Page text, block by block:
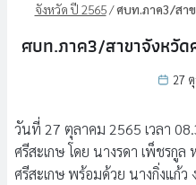
จังหวัด ปี 2565/ศบท.ภาค3/สาข
ศบท.ภาค3/สาขาจังหวั
27
วันที่ 27 ตุลาคม 2565 เวลา
ศรีสะเกษ โดย นางรดา เพ็ชรกู
ศรีสะเกษ พร้อมด้วย นางกิ่งแก้